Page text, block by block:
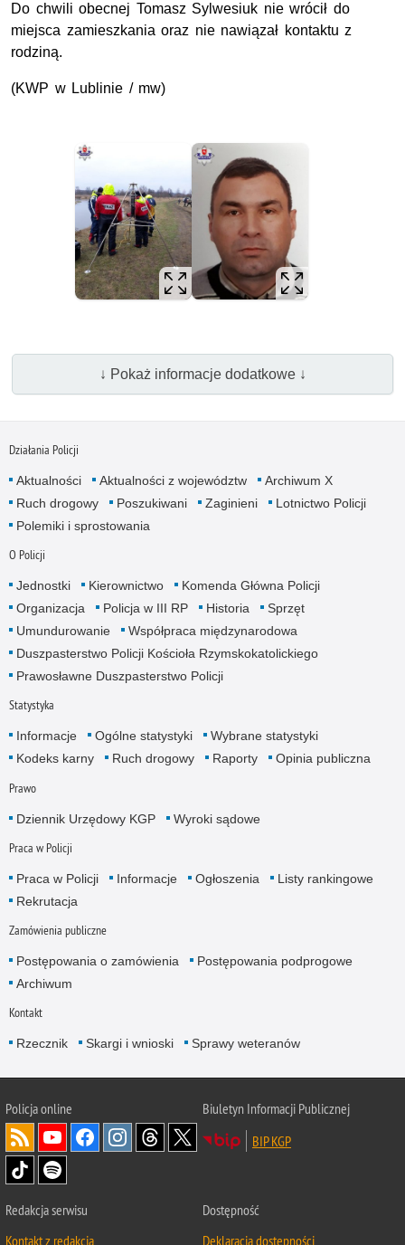
Do chwili obecnej Tomasz Sylwesiuk nie wrócił do
miejsca zamieszkania oraz nie nawiązał kontaktu z
rodziną.
(KWP w Lublinie / mw)
↓ Pokaż informacje dodatkowe ↓
Działania Policji
Aktualności Aktualności z województw
Archiwum X
Ruch drogowy
Poszukiwani Zaginieni
Lotnictwo Policji
Polemiki i sprostowania
O Policji
Jednostki Kierownictwo
Komenda Główna Policji
Organizacja
Policja w III RP Historia
Sprzęt
Umundurowanie
Współpraca międzynarodowa
Duszpasterstwo Policji Kościoła Rzymskokatolickiego
Prawosławne Duszpasterstwo Policji
Statystyka
Informacje Ogólne statystyki
Wybrane statystyki
Kodeks karny
Ruch drogowy Raporty Opinia publiczna
Prawo
Dziennik Urzędowy KGP Wyroki sądowe
Praca w Policji
Praca w Policji Informacje Ogłoszenia
Listy rankingowe
Rekrutacja
Zamówienia publiczne
Postępowania o zamówienia
Postępowania podprogowe
Archiwum
Kontakt
Rzecznik Skargi i wnioski Sprawy weteranów
Policjaonline
Biuletyn Informacji Publicznej
BIP KGP
Redakcja serwisu
Kontakt z redakcją
Dostępność
Deklaracja dostępności